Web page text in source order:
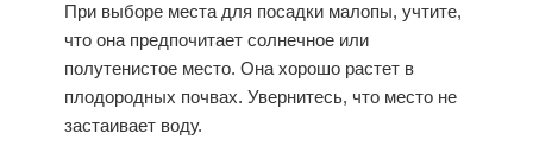
При выборе места для посадки малопы, учтите,
что она предпочитает солнечное или
полутенистое место. Она хорошо растет в
плодородных почвах. Увернитесь, что место не
застаивает воду.